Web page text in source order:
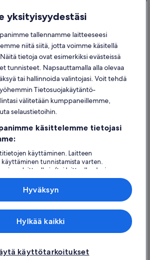
meihin yhteyttä
ilmoituksen tekeminen sisällöstä
ja aikarajat
hyvityskupongeilla
Expedia Groupin yritys. Kaikki oikeudet
Expedia-logo ovat Expedia, Inc.:n tavaramerkkejä
yksityisyydestäsi
tallennamme laitteeseesi
niitä siitä, jotta voimme käsitellä
tietoja ovat esimerkiksi evästeissä
tunnisteet. Napsauttamalla alla olevaa
tai hallinnoida valintojasi. Voit tehdä
Tietosuojakäytäntö-
välitetään kumppaneillemme,
selaustietoihin.
käsittelemme tietojasi
käyttäminen. Laitteen
käyttäminen tunnistamista varten.
laitteelle ja/tai laitteella olevien
mainonta ja personoitu
ja sisällön mittaus, yleisötutkimus ja
käyttötarkoitukset
Hylkää kaikki
Hyväksyn